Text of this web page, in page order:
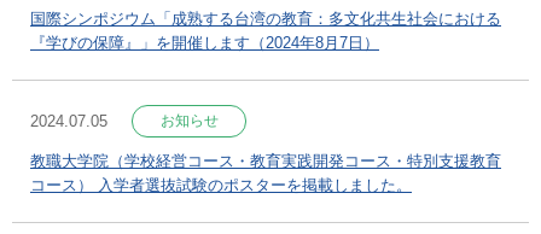
国際シンポジウム「成熟する台湾の教育：多文化共生社会における
『学びの保障』」を開催します（2024年8月7日）
2024.07.05 お知らせ
教職大学院（学校経営コース・教育実践開発コース・特別支援教育
コース） 入学者選抜試験のポスターを掲載しました。